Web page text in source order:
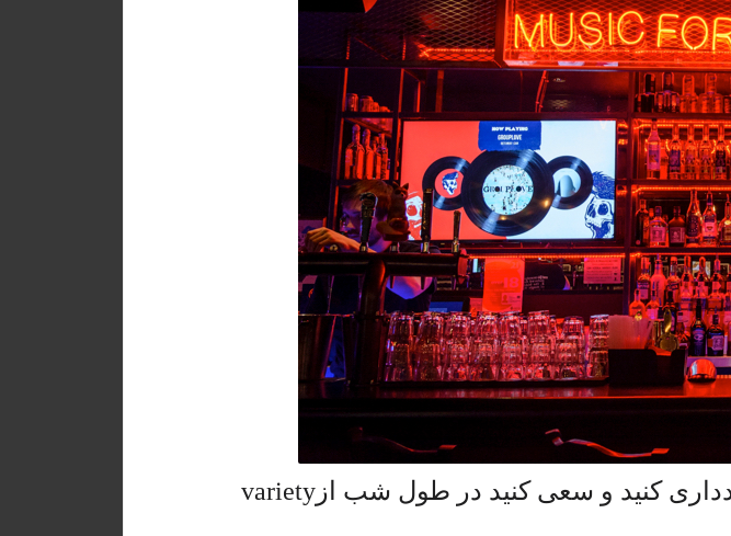
کنید و سعی کنید در طول شب از variety